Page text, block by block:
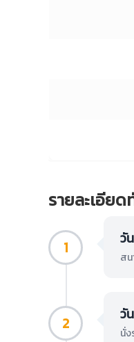
รายละเอียด
1 วั
ส
2 วั
นั่ง